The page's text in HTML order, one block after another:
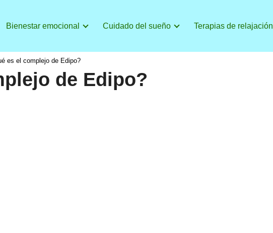
Bienestar emocional Cuidado del sueño Terapias de relajación
es el complejo de Edipo?
de Edipo?